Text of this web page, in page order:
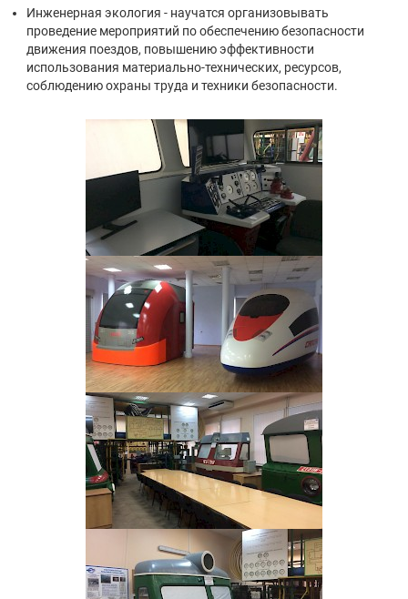
Инженерная экология - научатся организовывать
проведение мероприятий по обеспечению безопасности
движения поездов, повышению эффективности
использования материально-технических, ресурсов,
соблюдению охраны труда и техники безопасности.